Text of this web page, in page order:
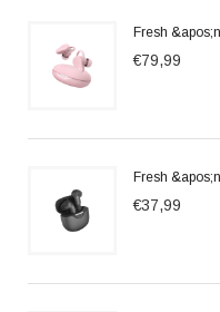
Fresh
€79,99
Fresh
€37,99